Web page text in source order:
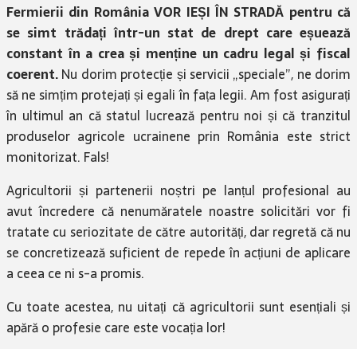
Fermierii din România VOR IEȘI ÎN STRADĂ pentru că
se simt trădați într-un stat de drept care eșuează
constant în a crea și menține un cadru legal și fiscal
coerent.Nu dorim protecție și servicii „speciale”, ne dorim
să ne simțim protejați și egali în fața legii. Am fost asigurați
în ultimul an că statul lucrează pentru noi și că tranzitul
produselor agricole ucrainene prin România este strict
monitorizat. Fals!
Agricultorii și partenerii noștri pe lanțul profesional au
avut încredere că nenumăratele noastre solicitări vor fi
tratate cu seriozitate de către autorități, dar regretă că nu
se concretizează suficient de repede în acțiuni de aplicare
a ceea ce ni s-a promis.
Cu toate acestea, nu uitați că agricultorii sunt esențiali și
apără o profesie care este vocația lor!